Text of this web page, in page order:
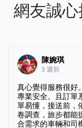
網友誠
陳婉琪
3 週前
真心覺得服務很好
專業安全。且訂單
單易懂，接送前，
卷調查，旅步都能
合需求的車輛和司